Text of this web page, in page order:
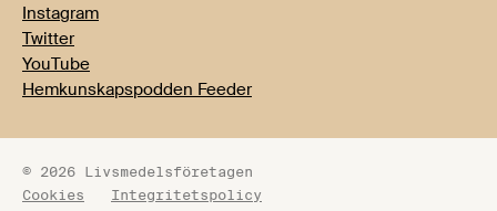
Instagram
Twitter
YouTube
Hemkunskapspodden Feeder
© 2026 Livsmedelsföretagen
Cookies
Integritetspolicy